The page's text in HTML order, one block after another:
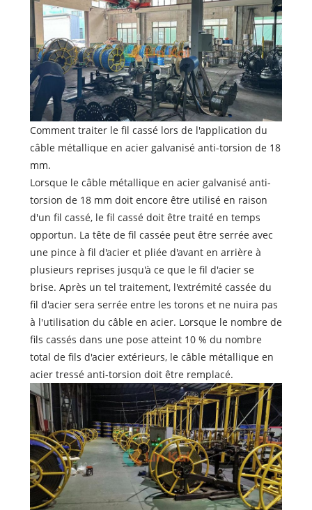
Comment traiter le fil cassé lors de l'application du
câble métallique en acier galvanisé anti-torsion de 18
mm.
Lorsque le câble métallique en acier galvanisé anti-
torsion de 18 mm doit encore être utilisé en raison
d'un fil cassé, le fil cassé doit être traité en temps
opportun. La tête de fil cassée peut être serrée avec
une pince à fil d'acier et pliée d'avant en arrière à
plusieurs reprises jusqu'à ce que le fil d'acier se
brise. Après un tel traitement, l'extrémité cassée du
fil d'acier sera serrée entre les torons et ne nuira pas
à l'utilisation du câble en acier. Lorsque le nombre de
fils cassés dans une pose atteint 10 % du nombre
total de fils d'acier extérieurs, le câble métallique en
acier tressé anti-torsion doit être remplacé.